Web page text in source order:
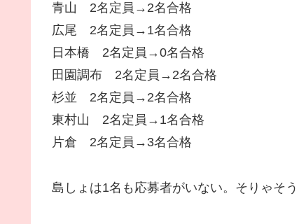
青山 2名定員→2名合格
広尾 2名定員→1名合格
日本橋 2名定員→0名合格
田園調布 2名定員→2名合格
杉並 2名定員→2名合格
東村山 2名定員→1名合格
片倉 2名定員→3名合格
島しょは1名も応募者がいない。そりゃそう